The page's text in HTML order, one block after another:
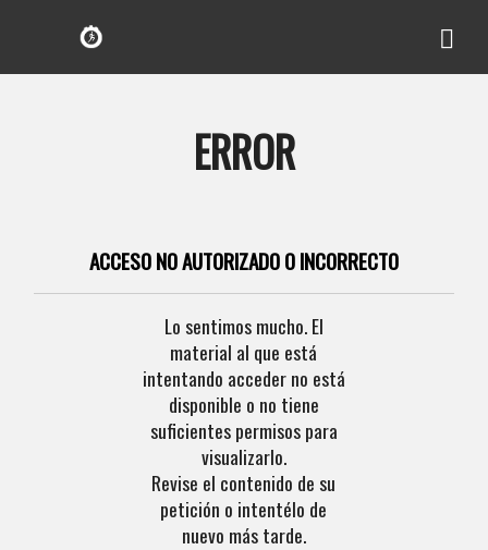
ERROR
ACCESO NO AUTORIZADO O INCORRECTO
Lo sentimos mucho. El
material al que está
intentando acceder no está
disponible o no tiene
suficientes permisos para
visualizarlo.
Revise el contenido de su
petición o intentélo de
nuevo más tarde.